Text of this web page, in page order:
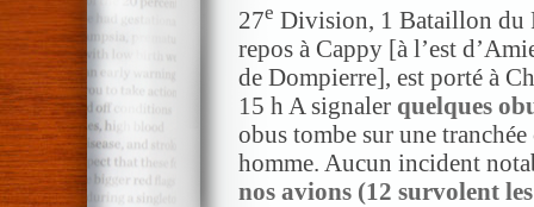
27e Division, 1 Bataillon du
repos à Cappy [à l’est
de Dompierre], est porté à
15 h A signaler quelques
obus tombe sur une
homme. Aucun incident
nos avions (12 survolent